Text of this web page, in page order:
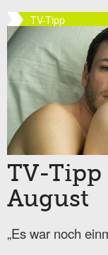
TV-Tipp
TV-Tipp
August
„Es war noch